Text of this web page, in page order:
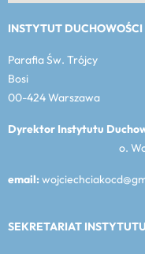
INSTYTUT
Parafia Św.
Bosi
00-424 Warszawa
Dyrektor Instytutu
o. Wojciech
email:
SEKRETARIAT